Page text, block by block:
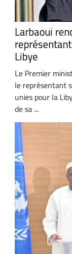
Larbaoui
Libye
Le Premier
le représentant
unies pour la
de sa ...